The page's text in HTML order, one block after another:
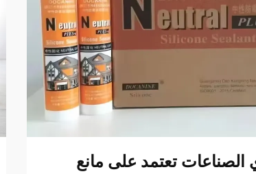
الصناعات تعتمد على مانع